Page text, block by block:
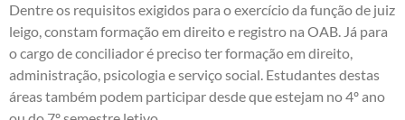
Dentre os requisitos exigidos para o exercício da função de juiz
leigo, constam formação em direito e registro na OAB. Já para
o cargo de conciliador é preciso ter formação em direito,
administração, psicologia e serviço social. Estudantes destas
áreas também podem participar desde que estejam no 4º ano